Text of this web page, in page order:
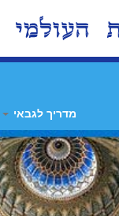
מדריך לגבאי